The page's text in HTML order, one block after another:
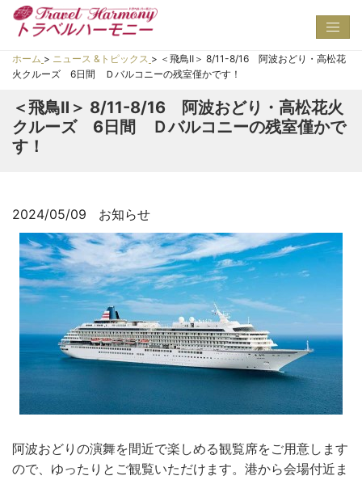
ホーム > ニュース &トピックス > ＜飛鳥Ⅱ＞ 8/11-8/16 阿波おどり・高松花
火クルーズ 6日間 Ｄバルコニーの残室僅かです！
＜飛鳥Ⅱ＞ 8/11-8/16 阿波おどり・高松花火
クルーズ 6日間 Ｄバルコニーの残室僅かで
す！
2024/05/09 お知らせ
阿波おどりの演舞を間近で楽しめる観覧席をご用意します
ので、ゆったりとご観覧いただけます。港から会場付近ま